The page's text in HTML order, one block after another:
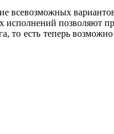
всевозможных
исполнений позволяют
то есть теперь